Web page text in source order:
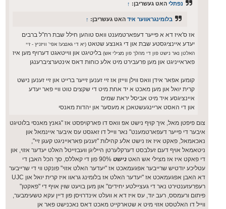
נפתלי האט געשריבן: ↑
בלומינגראווער איד האט געשריבן: ↑
אז ס'איז דא א פייער דעפארטמענט וואס טוהען חילל שבת רח"ל ברבים
יעדע איינציגסטע שבת און די גאנצע שטאט (יא די גאנצע! אפי' וויזניץ - זיי
האלטן נאר נישט פון די מהלך פון מצילי אש) בליטיגט און ווייטאגט דערויף מען איז
פאראייניגט און מען פרעבירט מיט אלע כוחות דאס אינטערציברענגן
קומען אפאר אידן וואס ווילן ווייזן אז זיי זענען זייער ברייט און זיי זענען נישט
קרית יואל און מען מאכט א יד אחת מיט די שקצים טוט וויי פאר יעדע
איינציגסע איד מיט אביסל יראת שמים
און די האסט אריינגעשטאכן א מעסער און יהדות מאנסי
צום פיפטן מאל, איך קויף נישט אפ וואס דו פארקויפסט אז "גאנץ מאנסי בלוטיגט
איבער די פייער דעפארטמענט" נאר ווייל דו זאגסט עס איבער איינמאל און
נאכאמאל, פאקט איז אז נישט אלע קהילות "זענען פאראייניגט קעגן זיי",
ניטאמאל אויף דעם זעלבסט דערקלערטן הייליגן וועבזייטל האלט יעדער אזוי, און
די פאקט איז אז מצילי אש האט נישט
90% פון די קאללס, סך הכל האבן די
עטליכע יודטיש שרייבער אפגעמאכט אז "יעדער האלט אזוי" פונקט ווי די שרייבער
דא האבן אפגעמאכט אז "יעדער האלט אז בלומינג גראוו איז קרית יואל און UJC
רעפרעזענטירט נאר די געציילטע יחידים" און מען בויעט שוין אויף די "פאקטן"
פיתום ורעמסס, רעב יוד, עס איז דא א וועלט אינדרויסן פון דיין עקא טשעימבער,
ווייל דו האלטסט אזוי מיט א שטארקייט מאכט דאס נאכנישט פאר אן